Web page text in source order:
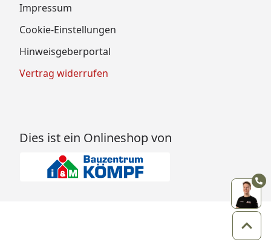
Impressum
Cookie-Einstellungen
Hinweisgeberportal
Vertrag widerrufen
Dies ist ein Onlineshop von